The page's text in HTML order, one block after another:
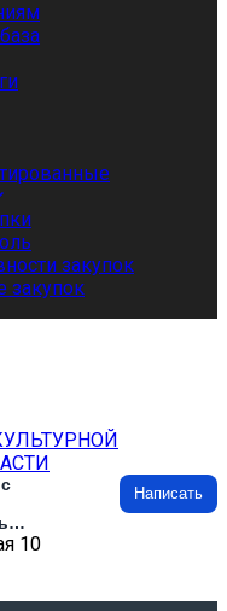
закупок
закупок
об
Написать
10